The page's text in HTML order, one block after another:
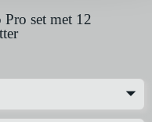
set met 12